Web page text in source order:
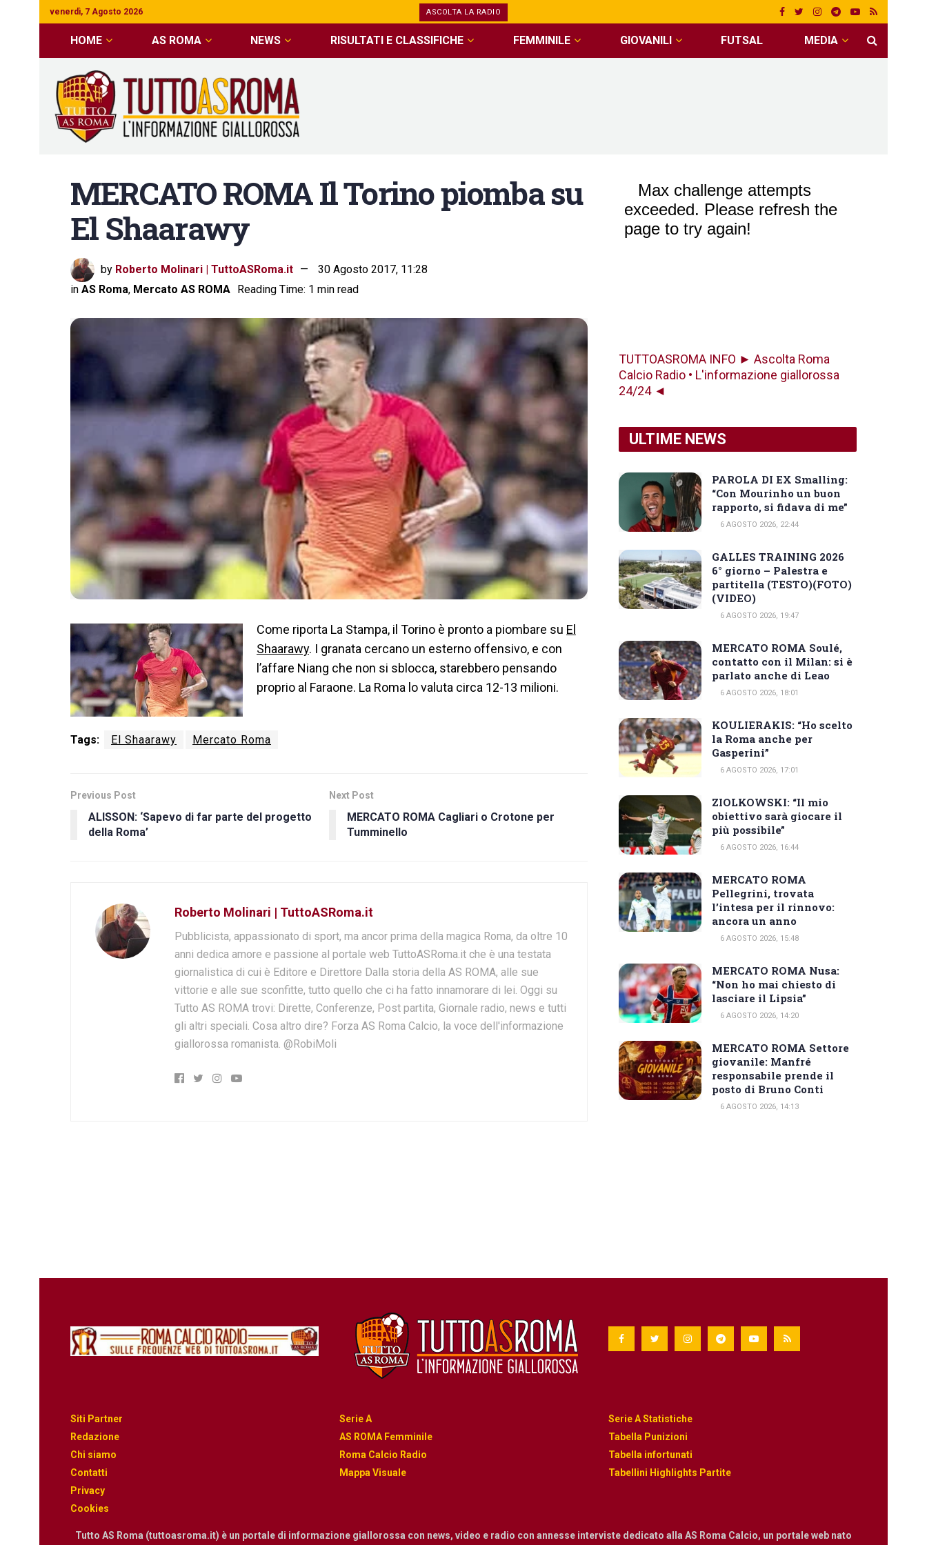
venerdì, 7 Agosto 2026 ASCOLTA LA RADIO
HOME AS ROMA NEWS RISULTATI E CLASSIFICHE FEMMINILE GIOVANILI FUTSAL MEDIA
MERCATO ROMA Il Torino piomba su
El Shaarawy
by Roberto Molinari | TuttoASRoma.it
30 Agosto 2017, 11:28
in AS Roma, Mercato AS ROMA Reading Time: 1 min read
Come riporta La Stampa, il Torino è pronto a piombare su El
Shaarawy. I granata cercano un esterno offensivo, e con
l’affare Niang che non si sblocca, starebbero pensando
proprio al Faraone. La Roma lo valuta circa 12-13 milioni.
Tags: El Shaarawy Mercato Roma
Previous Post
ALISSON: ‘Sapevo di far parte del progetto
della Roma’
Next Post
MERCATO ROMA Cagliari o Crotone per
Tumminello
Roberto Molinari | TuttoASRoma.it
Pubblicista, appassionato di sport, ma ancor prima della magica Roma, da oltre 10
anni dedica amore e passione al portale web TuttoASRoma.it che è una testata
giornalistica di cui è Editore e Direttore Dalla storia della AS ROMA, alle sue
vittorie e alle sue sconfitte, tutto quello che ci ha fatto innamorare di lei. Oggi su
Tutto AS ROMA trovi: Dirette, Conferenze, Post partita, Giornale radio, news e tutti
gli altri speciali. Cosa altro dire? Forza AS Roma Calcio, la voce dell'informazione
giallorossa romanista. @RobiMoli
TUTTOASROMA INFO ► Ascolta Roma
Calcio Radio • L'informazione giallorossa
24/24 ◄
ULTIME NEWS
PAROLA DI EX Smalling:
“Con Mourinho un buon
rapporto, si fidava di me”
6 AGOSTO 2026, 22:44
GALLES TRAINING 2026
6° giorno – Palestra e
partitella (TESTO)(FOTO)
(VIDEO)
6 AGOSTO 2026, 19:47
MERCATO ROMA Soulé,
contatto con il Milan: si è
parlato anche di Leao
6 AGOSTO 2026, 18:01
KOULIERAKIS: “Ho scelto
la Roma anche per
Gasperini”
6 AGOSTO 2026, 17:01
ZIOLKOWSKI: “Il mio
obiettivo sarà giocare il
più possibile”
6 AGOSTO 2026, 16:44
MERCATO ROMA
Pellegrini, trovata
l’intesa per il rinnovo:
ancora un anno
6 AGOSTO 2026, 15:48
MERCATO ROMA Nusa:
“Non ho mai chiesto di
lasciare il Lipsia”
6 AGOSTO 2026, 14:20
MERCATO ROMA Settore
giovanile: Manfré
responsabile prende il
posto di Bruno Conti
6 AGOSTO 2026, 14:13
Siti Partner
Redazione
Chi siamo
Contatti
Privacy
Cookies
Serie A
AS ROMA Femminile
Roma Calcio Radio
Mappa Visuale
Serie A Statistiche
Tabella Punizioni
Tabella infortunati
Tabellini Highlights Partite
Tutto AS Roma (tuttoasroma.it) è un portale di informazione giallorossa con news, video e radio con annesse interviste dedicato alla AS Roma Calcio, un portale web nato